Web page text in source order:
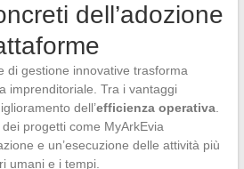
dell’adozione
di gestione innovative trasforma
imprenditoriale. Tra i vantaggi
dell’efficienza operativa.
progetti come MyArkEvia
e un’esecuzione delle attività più
umani e i tempi.